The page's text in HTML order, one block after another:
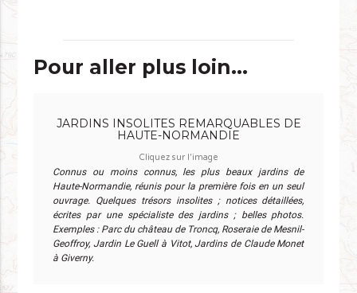
Pour aller plus loin...
JARDINS INSOLITES REMARQUABLES DE
HAUTE-NORMANDIE
Cliquez sur l'image
Connus ou moins connus, les plus beaux jardins de
Haute-Normandie, réunis pour la première fois en un seul
ouvrage. Quelques trésors insolites ; notices détaillées,
écrites par une spécialiste des jardins ; belles photos.
Exemples : Parc du château de Troncq, Roseraie de Mesnil-
Geoffroy, Jardin Le Guell à Vitot, Jardins de Claude Monet
à Giverny.